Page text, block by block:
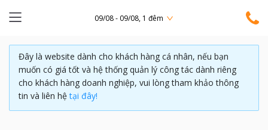
09/08 - 09/08, 1 đêm
Đây là website dành cho khách hàng cá nhân, nếu bạn
muốn có giá tốt và hệ thống quản lý công tác dành riêng
cho khách hàng doanh nghiệp, vui lòng tham khảo thông
tin và liên hệ tại đây!